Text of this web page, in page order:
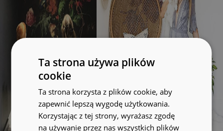
Ta strona używa plików
cookie
Ta strona korzysta z plików cookie, aby
zapewnić lepszą wygodę użytkowania.
Korzystając z tej strony, wyrażasz zgodę
na używanie przez nas wszystkich plików